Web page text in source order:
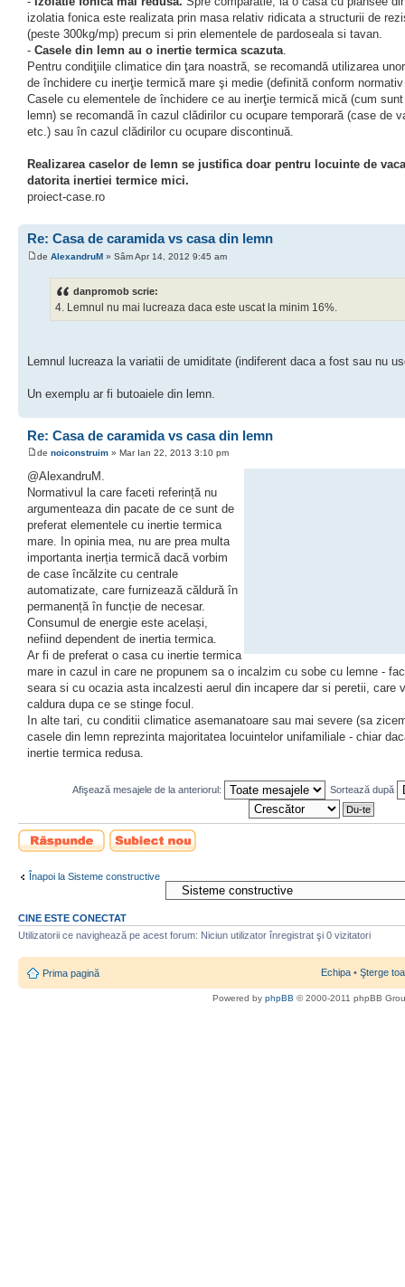
izolatia fonica este realizata prin masa relativ ridicata a structurii de
(peste 300kg/mp) precum si prin elementele de pardoseala si tavan.
- Casele din lemn au o inertie termica scazuta.
Pentru condiţiile climatice din ţara noastră, se recomandă utilizarea
de închidere cu inerţie termică mare şi medie (definită conform
Casele cu elementele de închidere ce au inerţie termică mică (cum
lemn) se recomandă în cazul clădirilor cu ocupare temporară (case de
etc.) sau în cazul clădirilor cu ocupare discontinuă.
Realizarea caselor de lemn se justifica doar pentru locuinte de
datorita inertiei termice mici.
proiect-case.ro
Re: Casa de caramida vs casa din lemn
de AlexandruM » Sâm Apr 14, 2012 9:45 am
danpromob scrie:
4. Lemnul nu mai lucreaza daca este uscat la minim 16%.
Lemnul lucreaza la variatii de umiditate (indiferent daca a fost sau nu
Un exemplu ar fi butoaiele din lemn.
Re: Casa de caramida vs casa din lemn
de noiconstruim » Mar Ian 22, 2013 3:10 pm
@AlexandruM.
Normativul la care faceti referință nu
argumenteaza din pacate de ce sunt de
preferat elementele cu inertie termica
mare. In opinia mea, nu are prea multa
importanta inerția termică dacă vorbim
de case încălzite cu centrale
automatizate, care furnizează căldură în
permanență în funcție de necesar.
Consumul de energie este același,
nefiind dependent de inertia termica.
Ar fi de preferat o casa cu inertie termica
mare in cazul in care ne propunem sa o incalzim cu sobe cu lemne -
seara si cu ocazia asta incalzesti aerul din incapere dar si peretii, care
caldura dupa ce se stinge focul.
In alte tari, cu conditii climatice asemanatoare sau mai severe (sa
casele din lemn reprezinta majoritatea locuintelor unifamiliale - chiar
inertie termica redusa.
Afişează mesajele de la anteriorul: Sortează după
Scrie un răspuns
Scrie un subiect
nou
Înapoi la Sisteme constructive
CINE ESTE CONECTAT
Utilizatorii ce navighează pe acest forum: Niciun utilizator înregistrat şi 0 vizitatori
Prima pagină Echipa • Şterge
Powered by phpBB © 2000-2011 phpBB